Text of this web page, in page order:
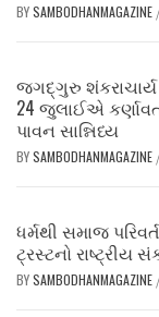
BYSAMBODHANMAGAZINE /
જગદ્ગુરુ શંકરાચાર્ય
24 જુલાઈએ
પાવન સાન્નિધ્ય
BYSAMBODHANMAGAZINE /
ધર્મથી સમાજ
ટ્રસ્ટનો રાષ્ટ્રીય
BYSAMBODHANMAGAZINE /